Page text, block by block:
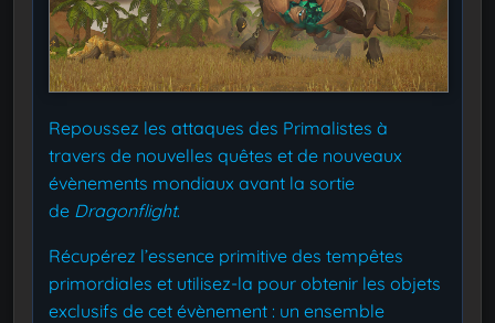
Repoussez les attaques des Primalistes à
travers de nouvelles quêtes et de nouveaux
évènements mondiaux avant la sortie
de Dragonflight.
Récupérez l’essence primitive des tempêtes
primordiales et utilisez-la pour obtenir les objets
exclusifs de cet évènement : un ensemble